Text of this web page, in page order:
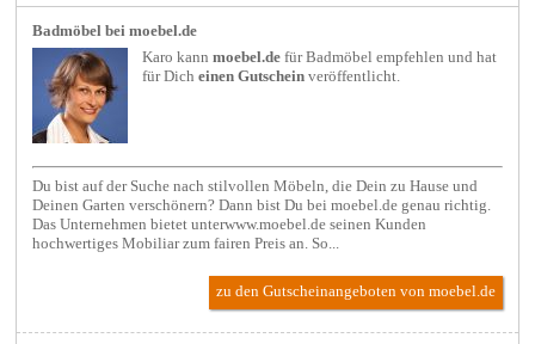
Badmöbel bei moebel.de
Karo kannmoebel.de fürBadmöbel empfehlen und hat
für Dicheinen Gutschein veröffentlicht.
Du bist auf der Suche nach stilvollen Möbeln, die Dein zu Hause und
Deinen Garten verschönern? Dann bist Du bei moebel.de genau richtig.
Das Unternehmen bietet unterwww.moebel.de seinen Kunden
hochwertiges Mobiliar zum fairen Preis an. So...
zu den Gutscheinangeboten von moebel.de